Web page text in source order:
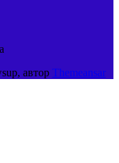
автор Themeansar